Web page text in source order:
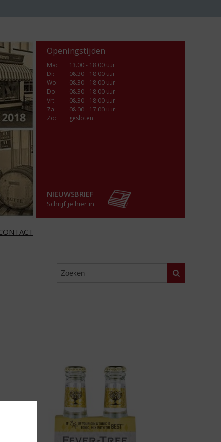
Openingstijden
Ma:
13.00 - 18.00 uur
Di:
08.30 - 18.00 uur
Wo:
08.30 - 18.00 uur
Do:
08.30 - 18.00 uur
Vr:
08.30 - 18:00 uur
Za:
08.00 - 17.00 uur
Zo:
gesloten
NIEUWSBRIEF
Schrijf je hier in
Zoeken